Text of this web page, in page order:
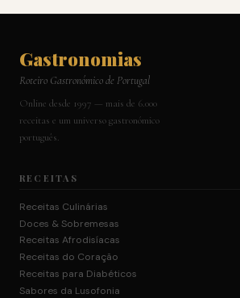
Gastronomias
Roteiro Gastronómico de Portugal
Online desde 1997 — mais de 6.000
receitas e um universo gastronómico
português.
RECEITAS
Receitas Culinárias
Doces & Sobremesas
Receitas Afrodisíacas
Receitas do Coração
Receitas para Diabéticos
Sabores da Lusofonia